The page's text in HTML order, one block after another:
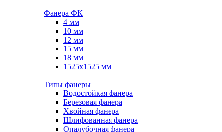
Фанера ФК
4 мм
10 мм
12 мм
15 мм
18 мм
1525х1525 мм
Типы фанеры
Водостойкая фанера
Березовая фанера
Хвойная фанера
Шлифованная фанера
Опалубочная фанера